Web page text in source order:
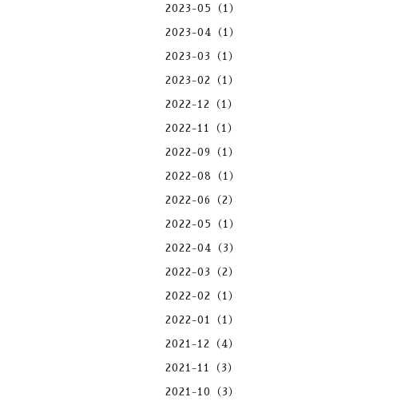
2023-05（1）
2023-04（1）
2023-03（1）
2023-02（1）
2022-12（1）
2022-11（1）
2022-09（1）
2022-08（1）
2022-06（2）
2022-05（1）
2022-04（3）
2022-03（2）
2022-02（1）
2022-01（1）
2021-12（4）
2021-11（3）
2021-10（3）